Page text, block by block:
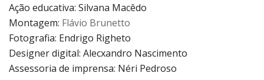
Ação educativa: Silvana Macêdo
Montagem: Flávio Brunetto
Fotografia: Endrigo Righeto
Designer digital: Alecxandro Nascimento
Assessoria de imprensa: Néri Pedroso